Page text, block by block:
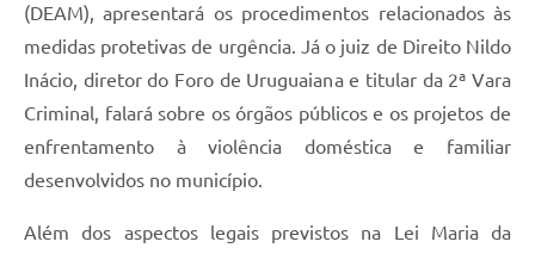
(DEAM), apresentará os procedimentos relacionados às
medidas protetivas de urgência. Já o juiz de Direito Nildo
Inácio, diretor do Foro de Uruguaiana e titular da 2ª Vara
Criminal, falará sobre os órgãos públicos e os projetos de
enfrentamento à violência doméstica e familiar
desenvolvidos no município.
Além dos aspectos legais previstos na Lei Maria da